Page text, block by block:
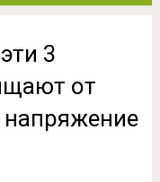
3
от